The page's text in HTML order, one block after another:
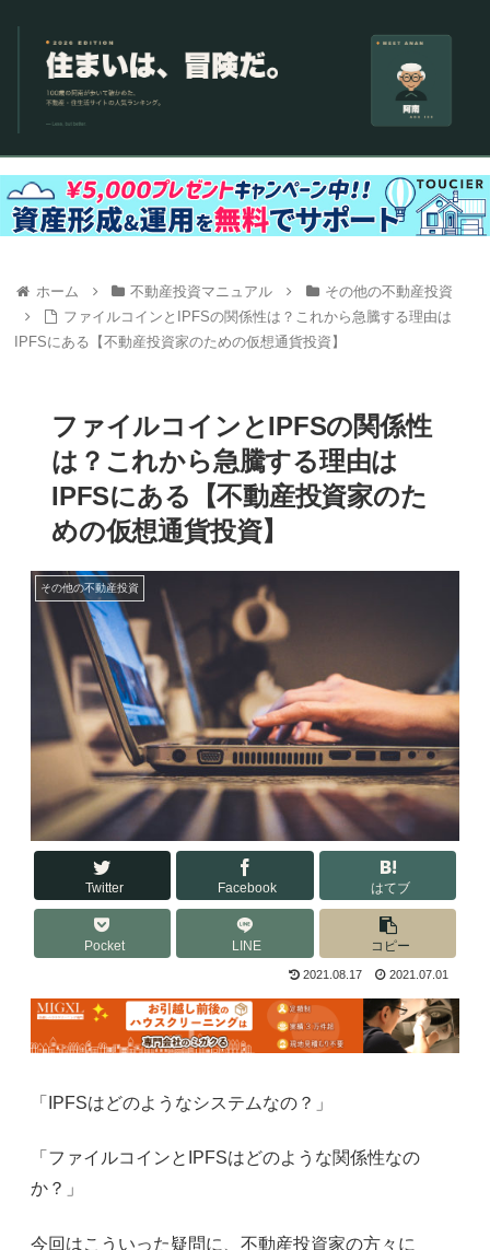
ホーム 不動産投資マニュアル
その他の不動産投資
ファイルコインとIPFSの関係性は？これから急騰する理由は
IPFSにある【不動産投資家のための仮想通貨投資】
ファイルコインとIPFSの関係性
は？これから急騰する理由は
IPFSにある【不動産投資家のた
めの仮想通貨投資】
その他の不動産投資
Twitter Facebook はてブ
Pocket LINE コピー
2021.08.17 2021.07.01
「IPFSはどのようなシステムなの？」
「ファイルコインとIPFSはどのような関係性なの
か？」
今回はこういった疑問に、不動産投資家の方々に